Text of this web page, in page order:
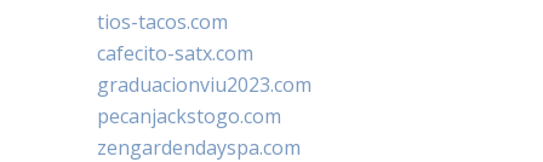
tios-tacos.com
cafecito-satx.com
graduacionviu2023.com
pecanjackstogo.com
zengardendayspa.com